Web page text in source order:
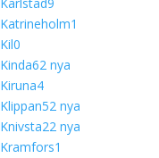
Katrineholm1
Kil0
Kinda62 nya
Kiruna4
Klippan52 nya
Knivsta22 nya
Kramfors1